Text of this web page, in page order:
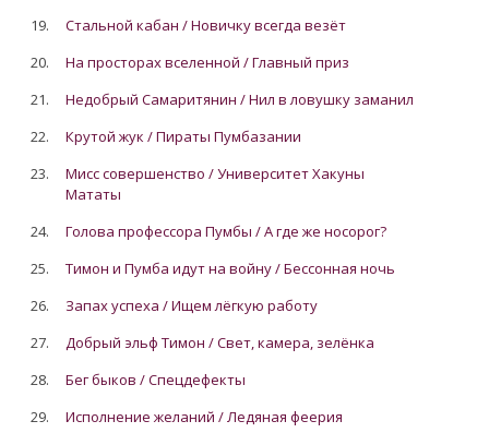
19.
Стальной кабан / Новичку всегда везёт
20.
На просторах вселенной / Главный приз
21.
Недобрый Самаритянин / Нил в ловушку заманил
22.
Крутой жук / Пираты Пумбазании
23.
Мисс совершенство / Университет Хакуны
Мататы
24.
Голова профессора Пумбы / А где же носорог?
25.
Тимон и Пумба идут на войну / Бессонная ночь
26.
Запах успеха / Ищем лёгкую работу
27.
Добрый эльф Тимон / Свет, камера, зелёнка
28.
Бег быков / Спецдефекты
29.
Исполнение желаний / Ледяная феерия